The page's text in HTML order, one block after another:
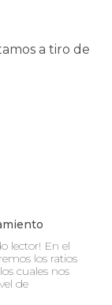
a tiro de
lector! En el
los ratios
cuales nos
de